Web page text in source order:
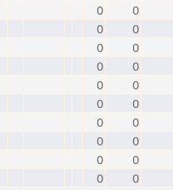
0
0
0
0
0
0
0
0
0
0
0
0
0
0
0
0
0
0
0 0